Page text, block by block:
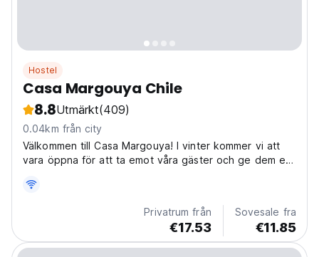
Hostel
Casa Margouya Chile
8.8Utmärkt(409)
0.04km från city
Välkommen till Casa Margouya! I vinter kommer vi att
vara öppna för att ta emot våra gäster och ge dem en
Privatrum från
€17.53
Sovesale fra
€11.85